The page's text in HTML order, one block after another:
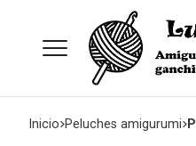
Inicio peluches amigurumi